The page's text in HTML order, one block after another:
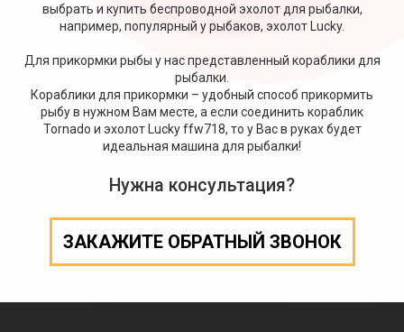
выбрать и купить беспроводной эхолот для рыбалки,
например, популярный у рыбаков, эхолот Lucky.
Для прикормки рыбы у нас представленный кораблики для
рыбалки.
Кораблики для прикормки – удобный способ прикормить
рыбу в нужном Вам месте, а если соединить кораблик
Tornado и эхолот Lucky ffw718, то у Вас в руках будет
идеальная машина для рыбалки!
Нужна консультация?
ЗАКАЖИТЕ ОБРАТНЫЙ ЗВОНОК